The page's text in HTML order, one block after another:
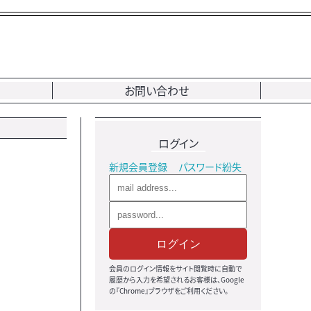
お問い合わせ
ログイン
新規会員登録 パスワード紛失
ログイン
会員のログイン情報をサイト閲覧時に自動で
履歴から入力を希望されるお客様は、Google
の『Chrome』ブラウザをご利用ください。